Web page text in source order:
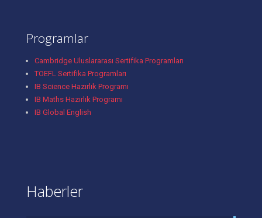
Programlar
Cambridge Uluslararası Sertifika Programları
TOEFL Sertifika Programları
IB Science Hazırlık Programı
IB Maths Hazırlık Programı
IB Global English
Haberler